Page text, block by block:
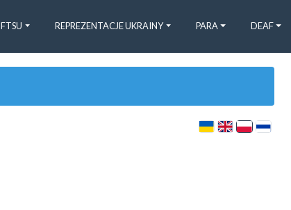
FTSU REPREZENTACJE UKRAINY PARA DEAF